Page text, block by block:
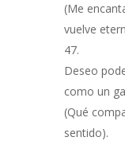
(Me
vuelve
Deseo
como un
(Qué
sentido).